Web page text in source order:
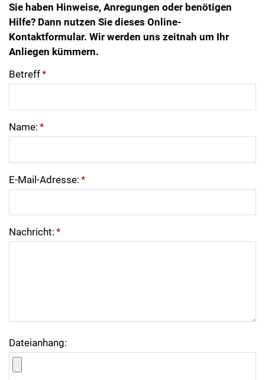
Sie haben Hinweise, Anregungen oder benötigen
Hilfe? Dann nutzen Sie dieses Online-
Kontaktformular. Wir werden uns zeitnah um Ihr
Anliegen kümmern.
Betreff*
Name: *
E-Mail-Adresse: *
Nachricht: *
Dateianhang: